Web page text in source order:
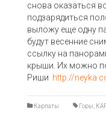
снова оказаться
подзарядиться
выложу еще одну
будут весенние
ссылку на
крыши. Их можно
Риши http://
Карпаты Горы,